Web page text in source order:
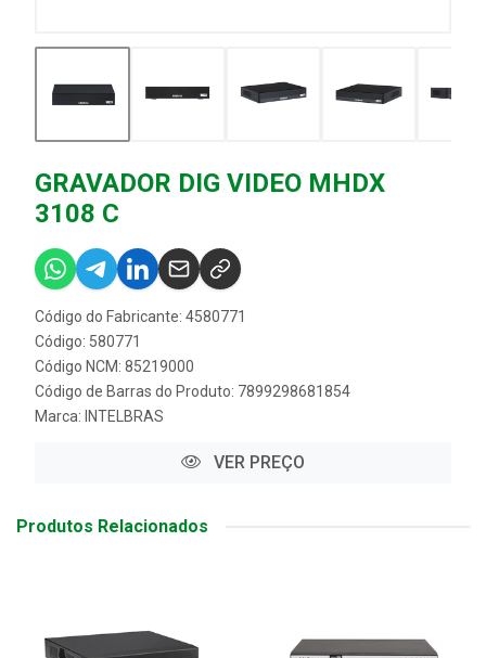
GRAVADOR DIG VIDEO MHDX
3108 C
Código do Fabricante: 4580771
Código: 580771
Código NCM: 85219000
Código de Barras do Produto: 7899298681854
Marca: INTELBRAS
VER PREÇO
Produtos Relacionados